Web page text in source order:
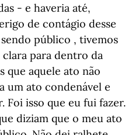
- e haveria até,
de contágio desse
público , tivemos
para dentro da
que aquele ato não
um ato condenável e
Foi isso que eu fui fazer.
diziam que o meu ato